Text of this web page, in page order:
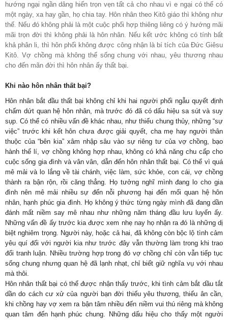
hướng ngại ngần dâng hiến trọn vẹn tất cả cho nhau vì e ngại có thể có
một ngày, xa hay gần, họ chia tay. Hôn nhân theo Kitô giáo thì không như
thế. Nếu đó không phải là một cuộc phối hợp thiêng liêng có ý hướng mãi
mãi trọn đời thì không phải là hôn nhân. Nếu kết ước không có tính bất
khả phân li, thì hôn phối không được công nhận là bí tích của Đức Giêsu
Kitô. Vợ chồng mà không thể sống chung với nhau, yêu thương nhau
cho đến mãn đời thì hôn nhân ấy thất bại.
Khi nào hôn nhân thất bại?
Hôn nhân bắt đầu thất bại không chỉ khi hai người phối ngẫu quyết định
chấm dứt quan hệ hôn nhân, mà trước đó đã có dấu hiệu sa sút và suy
sụp. Có thể có nhiều vấn đề khác nhau, như thiếu chung thủy, những “sự
việc” trước khi kết hôn chưa được giải quyết, cha mẹ hay người thân
thuộc của “bên kia” xâm nhập sâu vào sự riêng tư của vợ chồng, bạo
hành thể lí, vợ chồng không hợp nhau, không có khả năng chu cấp cho
cuộc sống gia đình và vân vân, dẫn đến hôn nhân thất bại. Có thể vì quá
mê mải và lo lắng về tài chánh, việc làm, sức khỏe, con cái, vợ chồng
thành ra bận rộn, rồi căng thẳng. Họ tưởng nghĩ mình đang lo cho gia
đình nên mê mải nhiều sự đến nỗi phương hại đến mối quan hệ hôn
nhân, hạnh phúc gia đình. Họ không ý thức từng ngày mình đã đang dần
đánh mất niềm say mê nhau như những năm tháng đầu lưu luyến ấy.
Những vấn đề ấy trước kia được xem nhẹ nay họ nhận ra đó là những dị
biệt nghiêm trọng. Người này, hoặc cả hai, đã không còn bộc lộ tình cảm
yêu quí đối với người kia như trước đây vẫn thường làm trong khi trao
đổi tranh luận. Nhiều trường hợp trong đó vợ chồng chỉ còn vẫn tiếp tục
sống chung nhưng quan hệ đã lạnh nhạt, chỉ biết giữ nghĩa vụ với nhau
mà thôi.
Hôn nhân thất bại có thể được nhận thấy trước, khi tình cảm bắt dầu tắt
dần do cách cư xử của người bạn đời thiếu yêu thương, thiếu ân cần,
khi chồng hay vợ xem ra bận tâm nhiều đến niềm vui thú riêng mà không
quan tâm đến hạnh phúc chung. Những dấu hiệu cho thấy một người